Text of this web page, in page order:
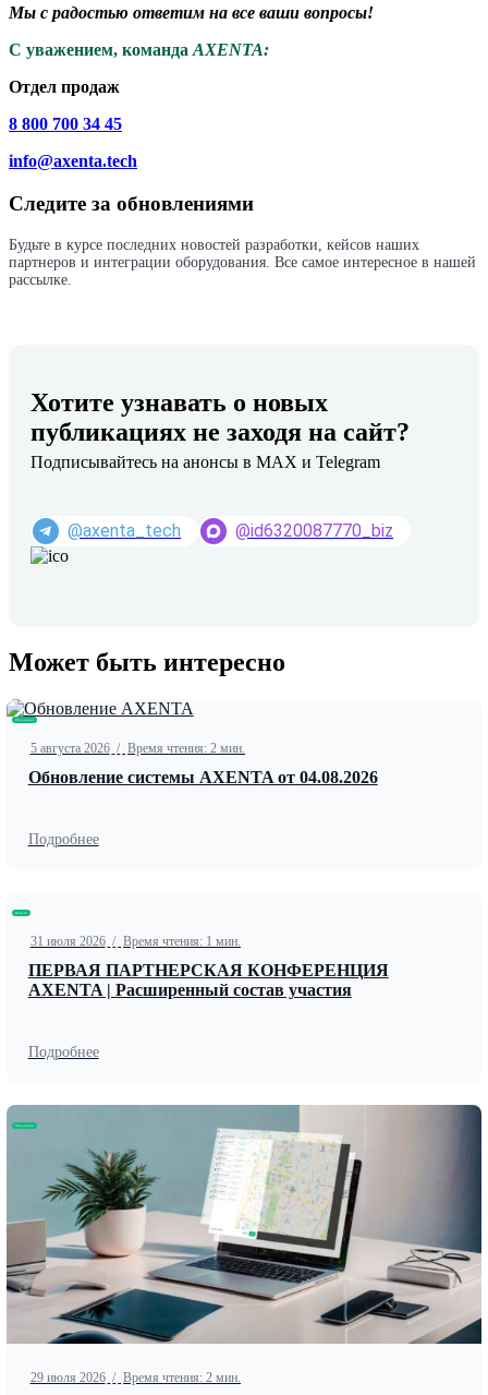
Мы с радостью ответим на все ваши вопросы!
С уважением, команда AXENTA:
Отдел продаж
8 800 700 34 45
info@axenta.tech
Следите за обновлениями
Будьте в курсе последних новостей разработки, кейсов наших
партнеров и интеграции оборудования. Все самое интересное в нашей
рассылке.
Хотите узнавать о новых
публикациях не заходя на сайт?
Подписывайтесь на анонсы в MAX и Telegram
@axenta_tech @id6320087770_biz
Может быть интересно
Обновление
5 августа 2026 / Время чтения: 2 мин.
Обновление системы AXENTA от 04.08.2026
Подробнее
Новости
31 июля 2026 / Время чтения: 1 мин.
ПЕРВАЯ ПАРТНЕРСКАЯ КОНФЕРЕНЦИЯ
AXENTA | Расширенный состав участия
Подробнее
Обновление
29 июля 2026 / Время чтения: 2 мин.